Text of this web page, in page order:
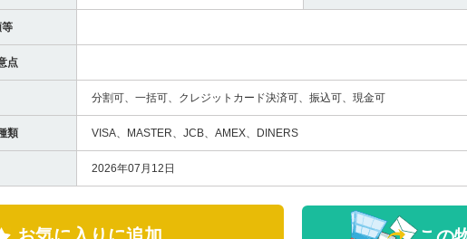
点
分割可、一括可、クレジットカード決済可、振込可、現金可
類 VISA、MASTER、JCB、AMEX、DINERS
2026年07月12日